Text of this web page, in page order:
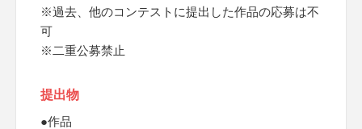
※過去、他のコンテストに提出した作品の応募は不
可
※二重公募禁止
提出物
●作品